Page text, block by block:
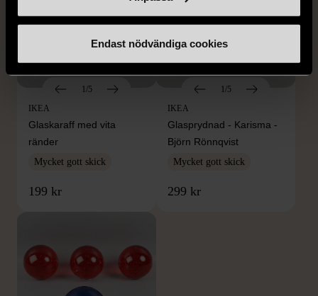
Endast nödvändiga cookies
1/5
IKEA
Glaskaraff med vita
ränder
Mycket gott skick
199 kr
1/5
IKEA
Glasprydnad - Karisma -
Björn Rönnqvist
Mycket gott skick
299 kr